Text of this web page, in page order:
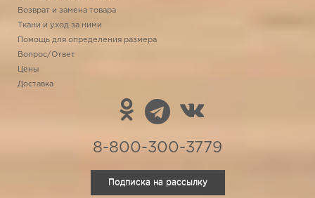
Возврат и замена товара
Ткани и уход за ними
Помощь для определения размера
Вопрос/Ответ
Цены
Доставка
8-800-300-3779
Подписка на рассылку